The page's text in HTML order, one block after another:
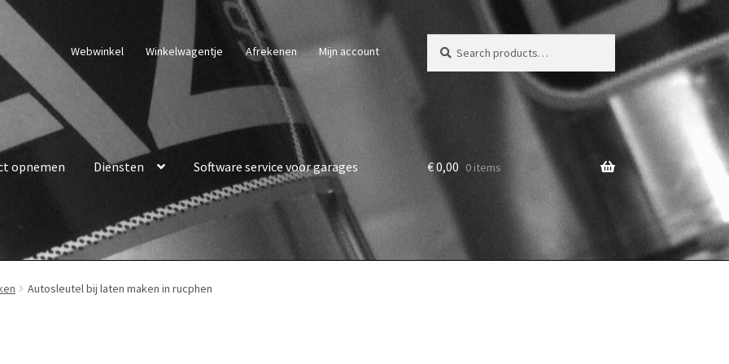
Webwinkel Winkelwagentje Afrekenen Mijn account
voor:
opnemen Diensten Software service voor garages €0,00 0 items
Autosleutel bij laten maken in rucphen